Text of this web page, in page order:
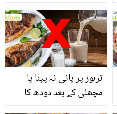
انگیز طبی فوائد
تربوز پر پانی نہ پینا یا
مچھلی کے بعد دودھ کا